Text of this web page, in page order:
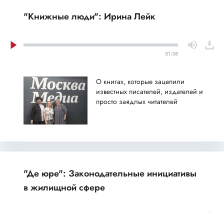
"Книжные люди": Ирина Лейк
51:38
О книгах, которые зацепили
известных писателей, издателей и
просто заядлых читателей
"Де юре": Законодательные инициативы
в жилищной сфере